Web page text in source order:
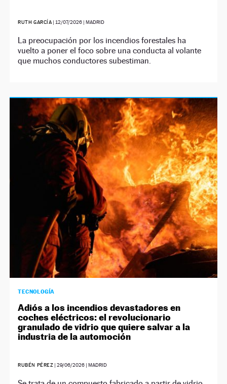
RUTH GARCÍA | 12/07/2026 | MADRID
La preocupación por los incendios forestales ha
vuelto a poner el foco sobre una conducta al volante
que muchos conductores subestiman.
TECNOLOGÍA
Adiós a los incendios devastadores en
coches eléctricos: el revolucionario
granulado de vidrio que quiere salvar a la
industria de la automoción
RUBÉN PÉREZ |29/06/2026 | MADRID